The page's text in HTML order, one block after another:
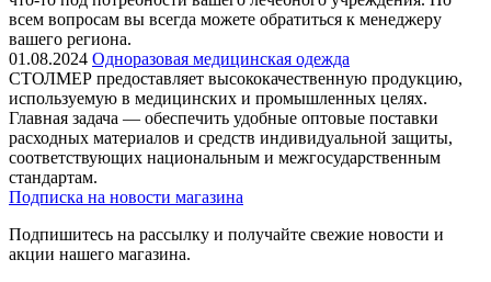
всем вопросам вы всегда можете обратиться к менеджеру
вашего региона.
01.08.2024 Одноразовая медицинская одежда
СТОЛМЕР предоставляет высококачественную продукцию,
используемую в медицинских и промышленных целях.
Главная задача — обеспечить удобные оптовые поставки
расходных материалов и средств индивидуальной защиты,
соответствующих национальным и межгосударственным
стандартам.
Подписка на новости магазина
Подпишитесь на рассылку и получайте свежие новости и
акции нашего магазина.